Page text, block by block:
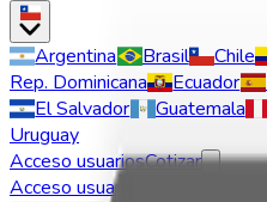
Argentina Brasil Chile
Rep. Dominicana
Ecuador
El Salvador
Guatemala
Uruguay
Acceso usuariosCotizar
Acceso usuarios